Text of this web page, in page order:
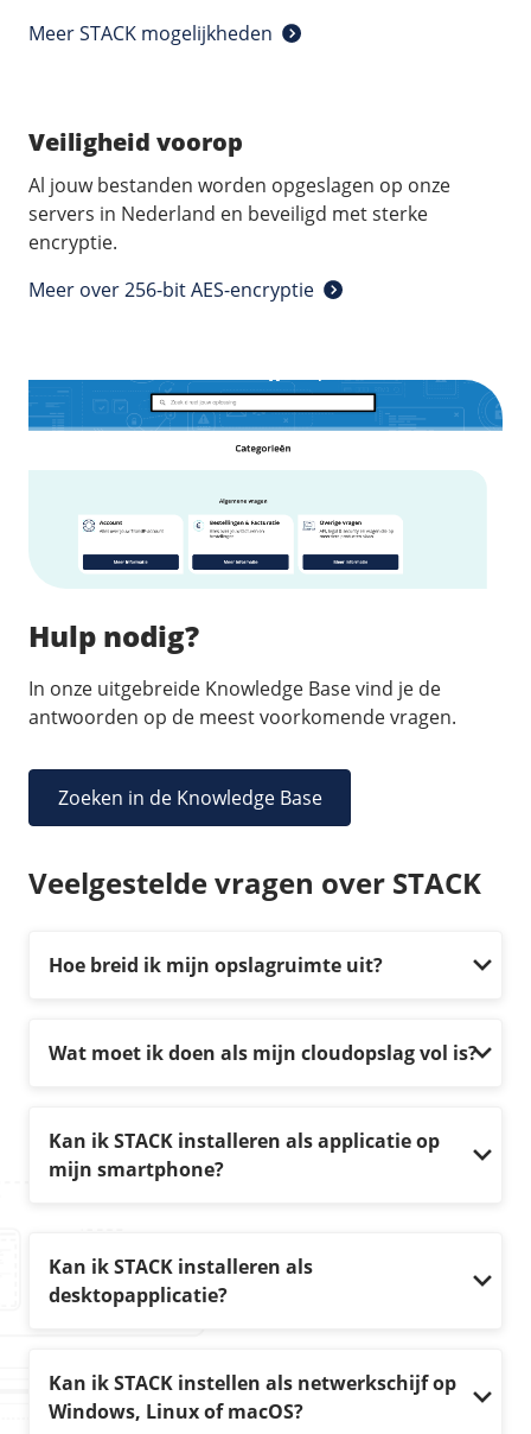
Meer STACK mogelijkheden
Veiligheid voorop
Al jouw bestanden worden opgeslagen op onze
servers in Nederland en beveiligd met sterke
encryptie.
Meer over 256-bit AES-encryptie
Hulp nodig?
In onze uitgebreide Knowledge Base vind je de
antwoorden op de meest voorkomende vragen.
Zoeken in de Knowledge Base
Veelgestelde vragen over STACK
Hoe breid ik mijn opslagruimte uit?
Wat moet ik doen als mijn cloudopslag vol is?
Kan ik STACK installeren als applicatie op
mijn smartphone?
Kan ik STACK installeren als
desktopapplicatie?
Kan ik STACK instellen als netwerkschijf op
Windows, Linux of macOS?